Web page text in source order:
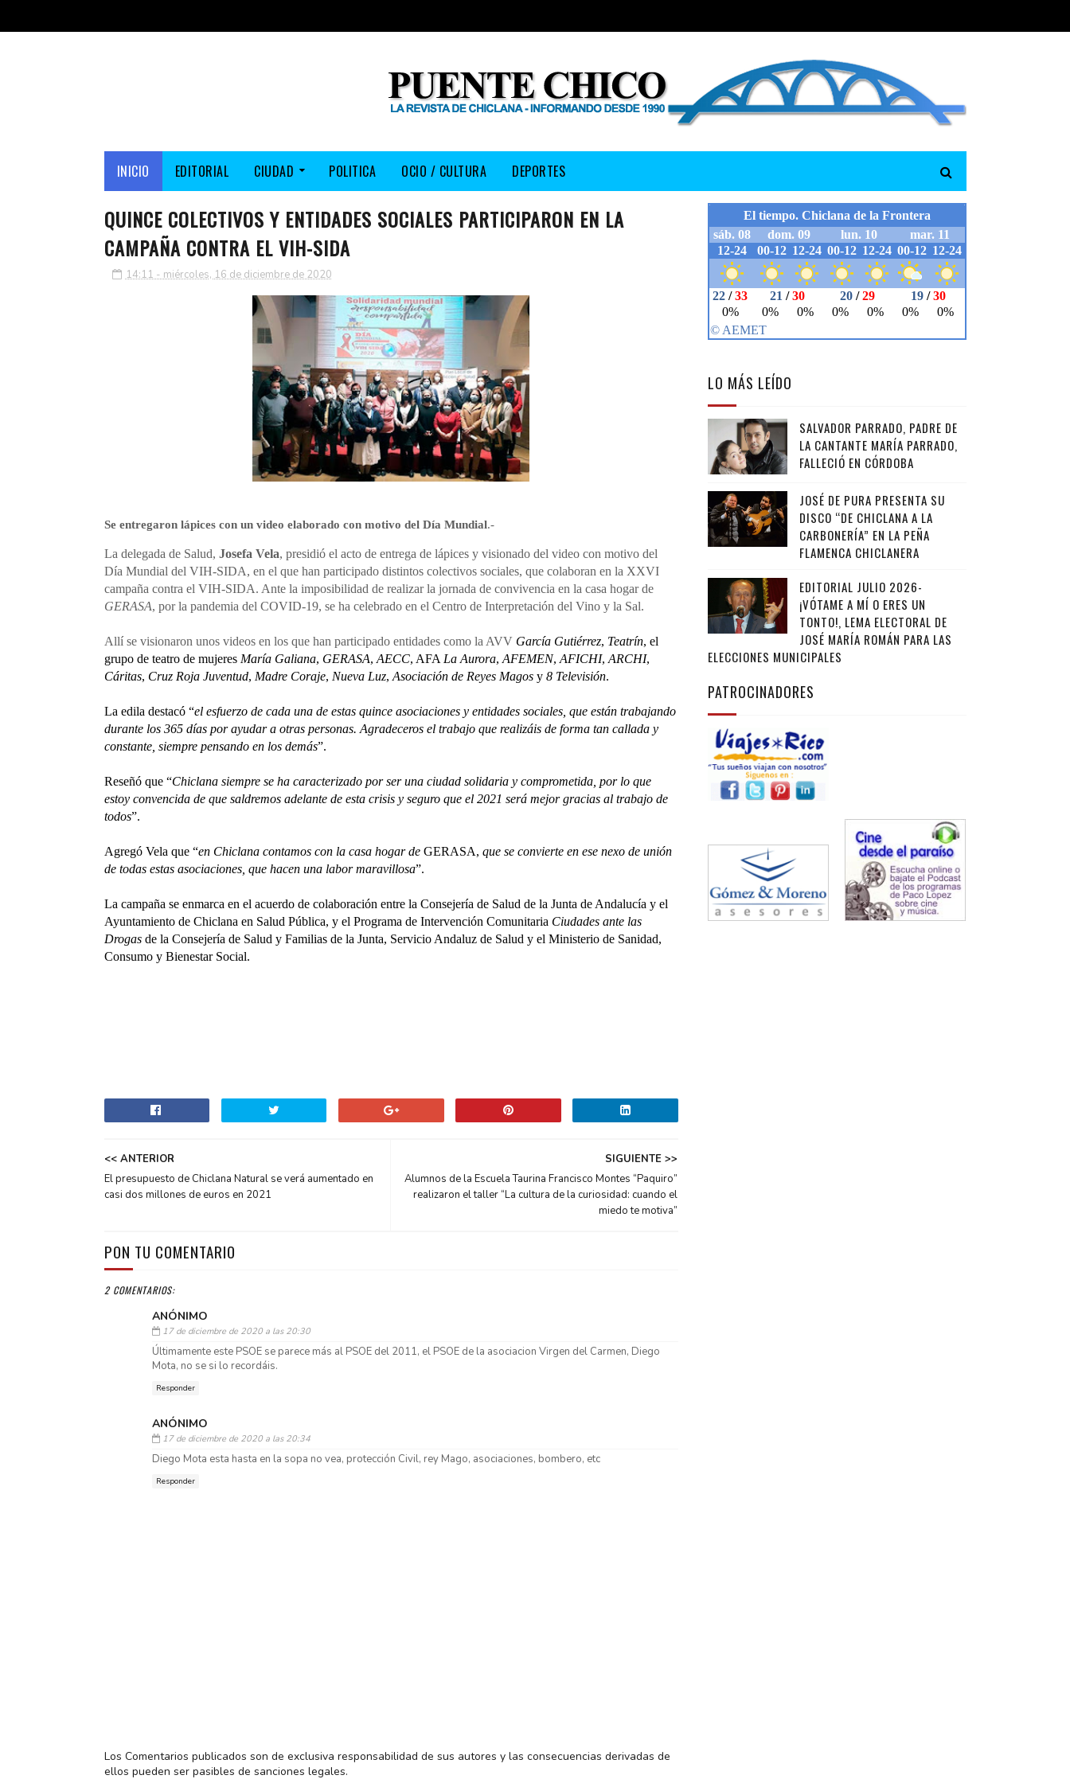
INICIO EDITORIAL CIUDAD POLITICA OCIO / CULTURA DEPORTES
QUINCE COLECTIVOS Y ENTIDADES SOCIALES PARTICIPARON EN LA
CAMPAÑA CONTRA EL VIH-SIDA
14:11 - miércoles, 16 de diciembre de 2020
Se entregaron lápices con un video elaborado con motivo del Día Mundial.-
La delegada de Salud, Josefa Vela, presidió el acto de entrega de lápices y visionado del video con motivo del
Día Mundial del VIH-SIDA, en el que han participado distintos colectivos sociales, que colaboran en la XXVI
campaña contra el VIH-SIDA. Ante la imposibilidad de realizar la jornada de convivencia en la casa hogar de
GERASA, por la pandemia del COVID-19, se ha celebrado en el Centro de Interpretación del Vino y la Sal.
Allí se visionaron unos videos en los que han participado entidades como la AVV García Gutiérrez, Teatrín, el
grupo de teatro de mujeres María Galiana, GERASA, AECC, AFA La Aurora, AFEMEN, AFICHI, ARCHI,
Cáritas, Cruz Roja Juventud, Madre Coraje, Nueva Luz, Asociación de Reyes Magosy 8 Televisión.
La edila destacó “el esfuerzo de cada una de estas quince asociaciones y entidades sociales, que están trabajando
durante los 365 días por ayudar a otras personas. Agradeceros el trabajo que realizáis de forma tan callada y
constante, siempre pensando en los demás”.
Reseñó que “Chiclana siempre se ha caracterizado por ser una ciudad solidaria y comprometida, por lo que
estoy convencida de que saldremos adelante de esta crisis y seguro que el 2021 será mejor gracias al trabajo de
todos”.
Agregó Vela que “en Chiclana contamos con la casa hogar deGERASA, que se convierte en ese nexo de unión
de todas estas asociaciones, que hacen una labor maravillosa”.
La campaña se enmarca en el acuerdo de colaboración entre la Consejería de Salud de la Junta de Andalucía y el
Ayuntamiento de Chiclana en Salud Pública, y el Programa de Intervención Comunitaria Ciudades ante las
Drogasde la Consejería de Salud y Familias de la Junta, Servicio Andaluz de Salud y el Ministerio de Sanidad,
Consumo y Bienestar Social.
SIGUIENTE >>
Alumnos de la Escuela Taurina Francisco Montes “Paquiro”
realizaron el taller “La cultura de la curiosidad: cuando el
miedo te motiva”
<< ANTERIOR
El presupuesto de Chiclana Natural se verá aumentado en
casi dos millones de euros en 2021
PON TU COMENTARIO
2 COMENTARIOS:
ANÓNIMO
17 de diciembre de 2020 a las 20:30
Últimamente este PSOE se parece más al PSOE del 2011, el PSOE de la asociacion Virgen del Carmen, Diego
Mota, no se si lo recordáis.
Responder
ANÓNIMO
17 de diciembre de 2020 a las 20:34
Diego Mota esta hasta en la sopa no vea, protección Civil, rey Mago, asociaciones, bombero, etc
Responder
Los Comentarios publicados son de exclusiva responsabilidad de sus autores y las consecuencias derivadas de
ellos pueden ser pasibles de sanciones legales.
LO MÁS LEÍDO
SALVADOR PARRADO, PADRE DE
LA CANTANTE MARÍA PARRADO,
FALLECIÓ EN CÓRDOBA
JOSÉ DE PURA PRESENTA SU
DISCO “DE CHICLANA A LA
CARBONERÍA” EN LA PEÑA
FLAMENCA CHICLANERA
EDITORIAL JULIO 2026-
¡VÓTAME A MÍ O ERES UN
TONTO!, LEMA ELECTORAL DE
JOSÉ MARÍA ROMÁN PARA LAS
ELECCIONES MUNICIPALES
PATROCINADORES